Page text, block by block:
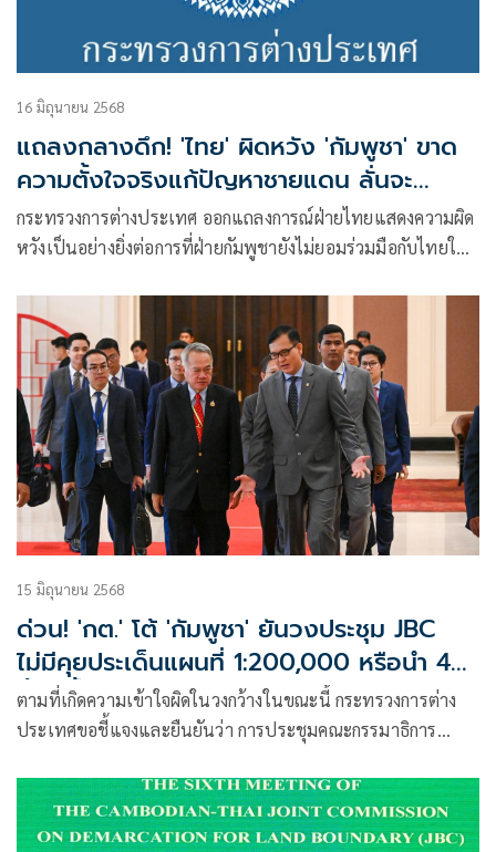
16 มิถุนายน 2568
แถลงกลางดึก! 'ไทย' ผิดหวัง 'กัมพูชา' ขาด
ความตั้งใจจริงแก้ปัญหาชายแดน ลั่นจะ
ตอบโต้ทุกข้อกล่าวหา
กระทรวงการต่างประเทศ ออกแถลงการณ์ฝ่ายไทยแสดงความผิด
หวังเป็นอย่างยิ่งต่อการที่ฝ่ายกัมพูชายังไม่ยอมร่วมมือกับไทยใน
15 มิถุนายน 2568
ด่วน! 'กต.' โต้ 'กัมพูชา' ยันวงประชุม JBC
ไม่มีคุยประเด็นแผนที่ 1:200,000 หรือนำ 4
พื้นที่ขึ้นศาลโลก
ตามที่เกิดความเข้าใจผิดในวงกว้างในขณะนี้ กระทรวงการต่าง
ประเทศขอชี้แจงและยืนยันว่า การประชุมคณะกรรมาธิการ
JBC) ครั้งที่ 6